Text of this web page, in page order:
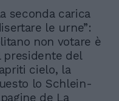
seconda carica
le urne”:
non votare è
presidente del
cielo, la
lo Schlein-
de La